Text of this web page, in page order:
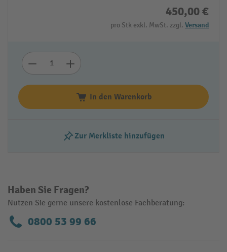
450,00 €
pro Stk exkl. MwSt. zzgl. Versand
In den Warenkorb
Zur Merkliste hinzufügen
Haben Sie Fragen?
Nutzen Sie gerne unsere kostenlose Fachberatung:
0800 53 99 66